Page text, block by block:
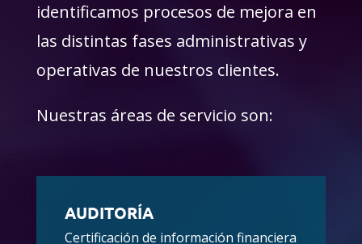
identificamos procesos de mejora en
las distintas fases administrativas y
operativas de nuestros clientes.
Nuestras áreas de servicio son:
AUDITORÍA
Certificación de información financiera